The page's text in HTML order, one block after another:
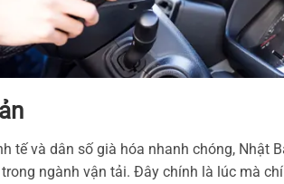
tế và dân số già hóa nhanh chóng, Nhật
ngành vận tải. Đây chính là lúc mà